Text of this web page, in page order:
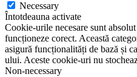
Necessary
Întotdeauna activate
Cookie-urile necesare sunt
funcționeze corect. Această
asigură funcționalități de bază și
ului. Aceste cookie-uri nu
Non-necessary